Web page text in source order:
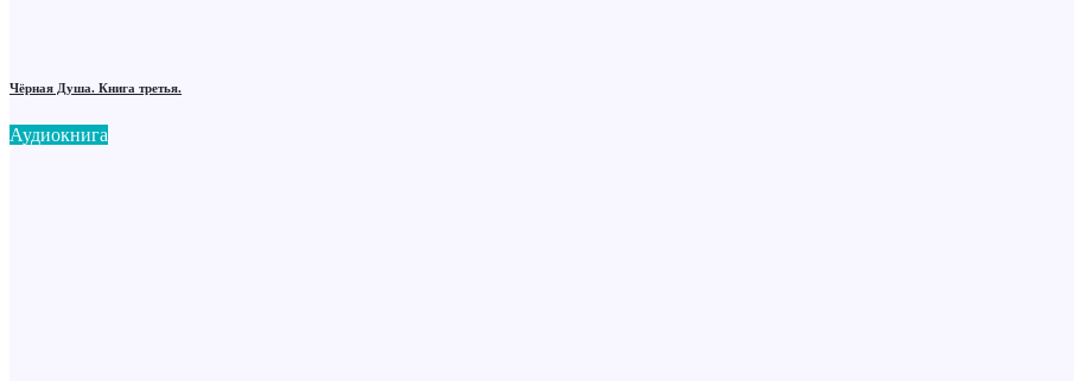
Чёрная Душа. Книга третья.
Аудиокнига